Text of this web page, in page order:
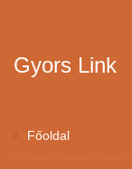
Gyors Link
Főoldal